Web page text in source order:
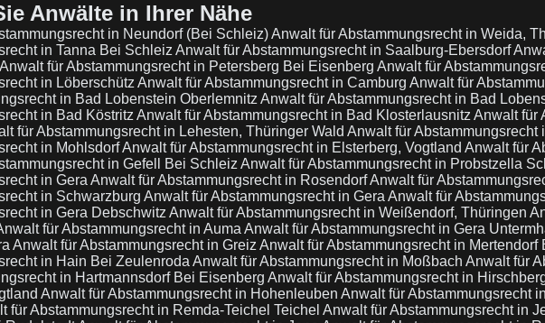
Anwälte in Ihrer Nähe
in Neundorf (Bei Schleiz)Anwalt für Abstammungsrecht in Weida,
in Tanna Bei Schleiz Anwalt für Abstammungsrecht in Saalburg-Ebersdorf
Anwalt für Abstammungsrecht in Petersberg Bei Eisenberg Anwalt für
in Löberschütz Anwalt für Abstammungsrecht in Camburg Anwalt für
in Bad Lobenstein Oberlemnitz Anwalt für Abstammungsrecht in Bad
in Bad Köstritz Anwalt für Abstammungsrecht in Bad Klosterlausnitz Anwalt für
für Abstammungsrecht in Lehesten, Thüringer Wald Anwalt für Abstammungsrecht
in MohlsdorfAnwalt für Abstammungsrecht in Elsterberg, Vogtland Anwalt für
in Gefell Bei Schleiz Anwalt für Abstammungsrecht in Probstzella
in Gera Anwalt für Abstammungsrecht in RosendorfAnwalt für
in Schwarzburg Anwalt für Abstammungsrecht in Gera Anwalt für
in Gera Debschwitz Anwalt für Abstammungsrecht in Weißendorf, Thüringen
für Abstammungsrecht in Auma Anwalt für Abstammungsrecht in Gera
Anwalt für Abstammungsrecht in Greiz Anwalt für Abstammungsrecht in Mertendorf
in Hain Bei Zeulenroda Anwalt für Abstammungsrecht in Moßbach Anwalt für
in Hartmannsdorf Bei Eisenberg Anwalt für Abstammungsrecht in
Anwalt für Abstammungsrecht in Hohenleuben Anwalt für Abstammungsrecht
für Abstammungsrecht in Remda-Teichel Teichel Anwalt für Abstammungsrecht in